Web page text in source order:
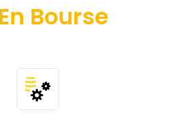
Bourse